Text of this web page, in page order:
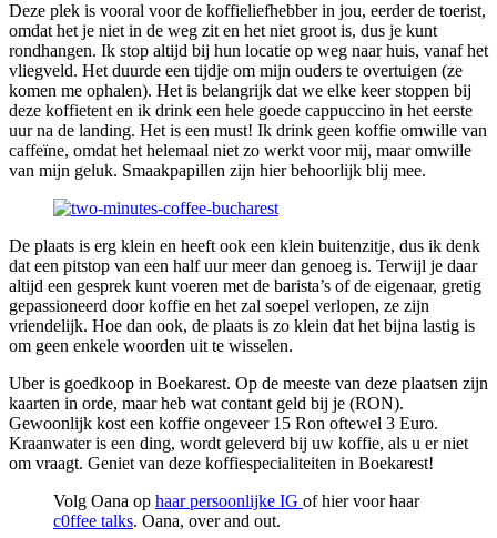
Deze plek is vooral voor de koffieliefhebber in jou, eerder de toerist,
omdat het je niet in de weg zit en het niet groot is, dus je kunt
rondhangen. Ik stop altijd bij hun locatie op weg naar huis, vanaf het
vliegveld. Het duurde een tijdje om mijn ouders te overtuigen (ze
komen me ophalen). Het is belangrijk dat we elke keer stoppen bij
deze koffietent en ik drink een hele goede cappuccino in het eerste
uur na de landing. Het is een must! Ik drink geen koffie omwille van
caffeïne, omdat het helemaal niet zo werkt voor mij, maar omwille
van mijn geluk. Smaakpapillen zijn hier behoorlijk blij mee.
De plaats is erg klein en heeft ook een klein buitenzitje, dus ik denk
dat een pitstop van een half uur meer dan genoeg is. Terwijl je daar
altijd een gesprek kunt voeren met de barista’s of de eigenaar, gretig
gepassioneerd door koffie en het zal soepel verlopen, ze zijn
vriendelijk. Hoe dan ook, de plaats is zo klein dat het bijna lastig is
om geen enkele woorden uit te wisselen.
Uber is goedkoop in Boekarest. Op de meeste van deze plaatsen zijn
kaarten in orde, maar heb wat contant geld bij je (RON).
Gewoonlijk kost een koffie ongeveer 15 Ron oftewel 3 Euro.
Kraanwater is een ding, wordt geleverd bij uw koffie, als u er niet
om vraagt. Geniet van deze koffiespecialiteiten in Boekarest!
Volg Oana op haar persoonlijke IG of hier voor haar
c0ffee talks. Oana, over and out.